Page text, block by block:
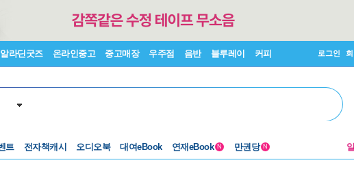
알라딘굿즈 온라인중고 중고매장 우주점 음반 블루레이 커피 로그인
트 전자책캐시 오디오북 대여eBook 연재eBook N 만권당 N